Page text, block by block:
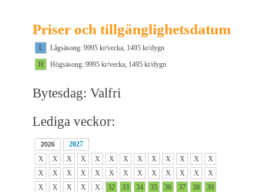
Priser och tillgänglighetsdatum
L
Lågsäsong: 9995 kr/vecka, 1495 kr/dygn
H
Högsäsong: 9995 kr/vecka, 1495 kr/dygn
Bytesdag: Valfri
Lediga veckor:
2026
2027
X
X X X X X X X X X X X
X
X
X X X X X X X X X X X
X
X
X X X X 32 33 34 35 36 37 38
39